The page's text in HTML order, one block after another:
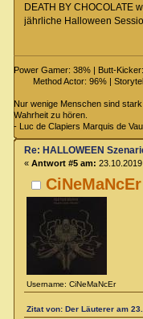
DEATH BY CHOCOLATE
jährliche Halloween
Power Gamer: 38% | Butt-
Method Actor: 96% |
Nur wenige Menschen sind
Wahrheit zu hören.
- Luc de Clapiers Marquis de
CiNeMaNcEr
Username: CiNeMaNcEr
Re: HALLOWEEN
« Antwort #5 am:
Zitat von: Der Läuterer am